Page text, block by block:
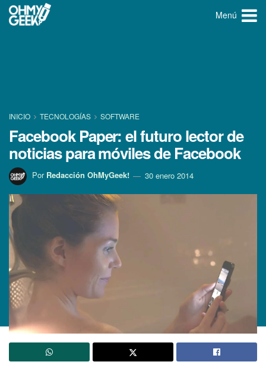
Menú
INICIO TECNOLOGÍ­AS SOFTWARE
Facebook Paper: el futuro lector de
noticias para móviles de Facebook
Por Redacción OhMyGeek! 30 enero 2014